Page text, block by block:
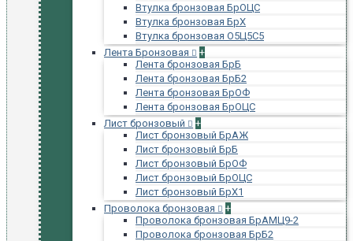
Втулка бронзовая БрОЦС
Втулка бронзовая БрХ
Втулка бронзовая О5Ц5С5
Лента Бронзовая
+
Лента бронзовая БрБ
Лента бронзовая БрБ2
Лента бронзовая БрОФ
Лента бронзовая БрОЦС
Лист бронзовый
+
Лист бронзовый БрАЖ
Лист бронзовый БрБ
Лист бронзовый БрОФ
Лист бронзовый БрОЦС
Лист бронзовый БрХ1
Проволока бронзовая
+
Проволока бронзовая БрАМЦ9-2
Проволока бронзовая БрБ2